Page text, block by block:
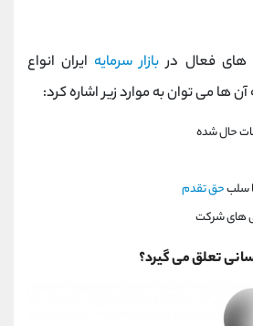
های فعال در بازار سرمایه ایران انواع
ها می توان به موارد زیر اشاره کرد:
حال شده
سلبحق تقدم
های شرکت
تعلق می گیرد؟